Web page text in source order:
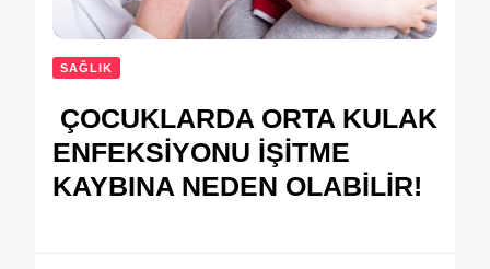
SAĞLIK
ÇOCUKLARDA ORTA KULAK
ENFEKSİYONU İŞİTME
KAYBINA NEDEN OLABİLİR!